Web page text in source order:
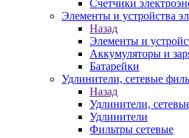
Счетчики
Элементы и устройства
Назад
Элементы и
Аккумуляторы и
Батарейки
Удлинители, сетевые
Назад
Удлинители,
Удлинители
Фильтры сетевые